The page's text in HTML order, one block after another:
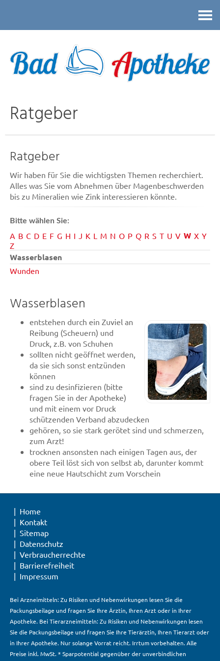
Ratgeber
Ratgeber
Wir haben für Sie die wichtigsten Themen recherchiert.
Alles was Sie vom Abnehmen über Magenbeschwerden
bis zu Mineralien wie Zink interessieren könnte.
Bitte wählen Sie:
A B C D E F G H I J K L M N O P Q R S T U V W X Y
Z
Wasserblasen
Wunden
Wasserblasen
entstehen durch ein Zuviel an
Reibung (Scheuern) und
Druck, z.B. von Schuhen
sollten nicht geöffnet werden,
da sie sich sonst entzünden
können
sind zu desinfizieren (bitte
fragen Sie in der Apotheke)
und mit einem vor Druck
schützenden Verband abzudecken
gehören, so sie stark gerötet sind und schmerzen,
zum Arzt!
trocknen ansonsten nach einigen Tagen aus, der
obere Teil löst sich von selbst ab, darunter kommt
eine neue Hautschicht zum Vorschein
Home
Kontakt
Sitemap
Datenschutz
Verbraucherrechte
Barrierefreiheit
Impressum
Bei Arzneimitteln: Zu Risiken und Nebenwirkungen lesen Sie die
Packungsbeilage und fragen Sie Ihre Ärztin, Ihren Arzt oder in Ihrer
Apotheke. Bei Tierarzneimitteln: Zu Risiken und Nebenwirkungen lesen
Sie die Packungsbeilage und fragen Sie Ihre Tierärztin, Ihren Tierarzt oder
in Ihrer Apotheke. Nur solange Vorrat reicht. Irrtum vorbehalten. Alle
Preise inkl. MwSt. * Sparpotential gegenüber der unverbindlichen